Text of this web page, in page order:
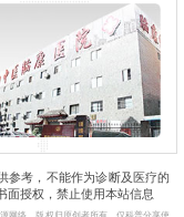
参考，不能作为诊断及医疗的
面授权，禁止使用本站信息